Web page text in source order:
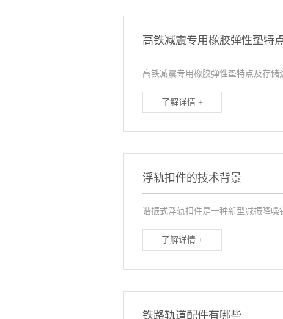
高铁减震专用橡胶弹性垫特
高铁减震专用橡胶弹性垫特点及存
了解详情 +
浮轨扣件的技术背景
谐振式浮轨扣件是一种新型减振降
了解详情 +
铁路轨道配件有哪些